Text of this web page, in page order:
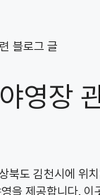
영장
북도 김천시에 위
을 제공합니다. 이